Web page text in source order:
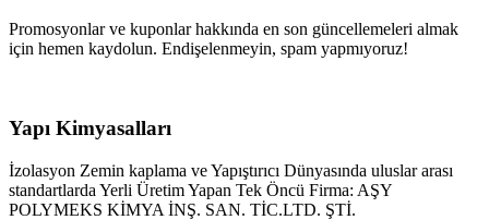
Promosyonlar ve kuponlar hakkında en son güncellemeleri almak
için hemen kaydolun. Endişelenmeyin, spam yapmıyoruz!
Yapı Kimyasalları
İzolasyon Zemin kaplama ve Yapıştırıcı Dünyasında uluslar arası
standartlarda Yerli Üretim Yapan Tek Öncü Firma: AŞY
POLYMEKS KİMYA İNŞ. SAN. TİC.LTD. ŞTİ.